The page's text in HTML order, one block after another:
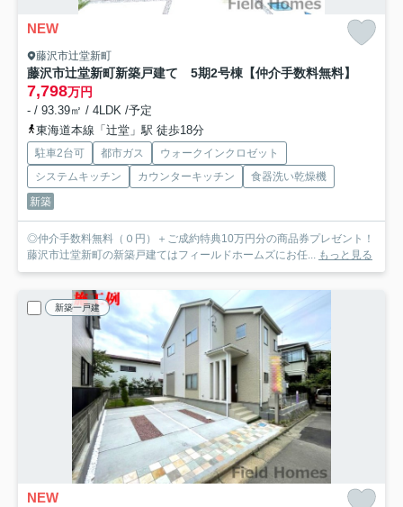
NEW
藤沢市辻堂新町
藤沢市辻堂新町新築戸建て 5期2号棟 【仲介手数料無料】
7,798万円
- / 93.39㎡ / 4LDK /予定
東海道本線「辻堂」駅 徒歩18分
駐車2台可 都市ガス
ウォークインクロゼット
システムキッチン
カウンターキッチン
食器洗い乾燥機
新築
◎仲介手数料無料（０円）＋ご成約特典10万円分の商品券プレゼント！
藤沢市辻堂新町の新築戸建てはフィールドホームズにお任... もっと見る
新築一戸建
NEW